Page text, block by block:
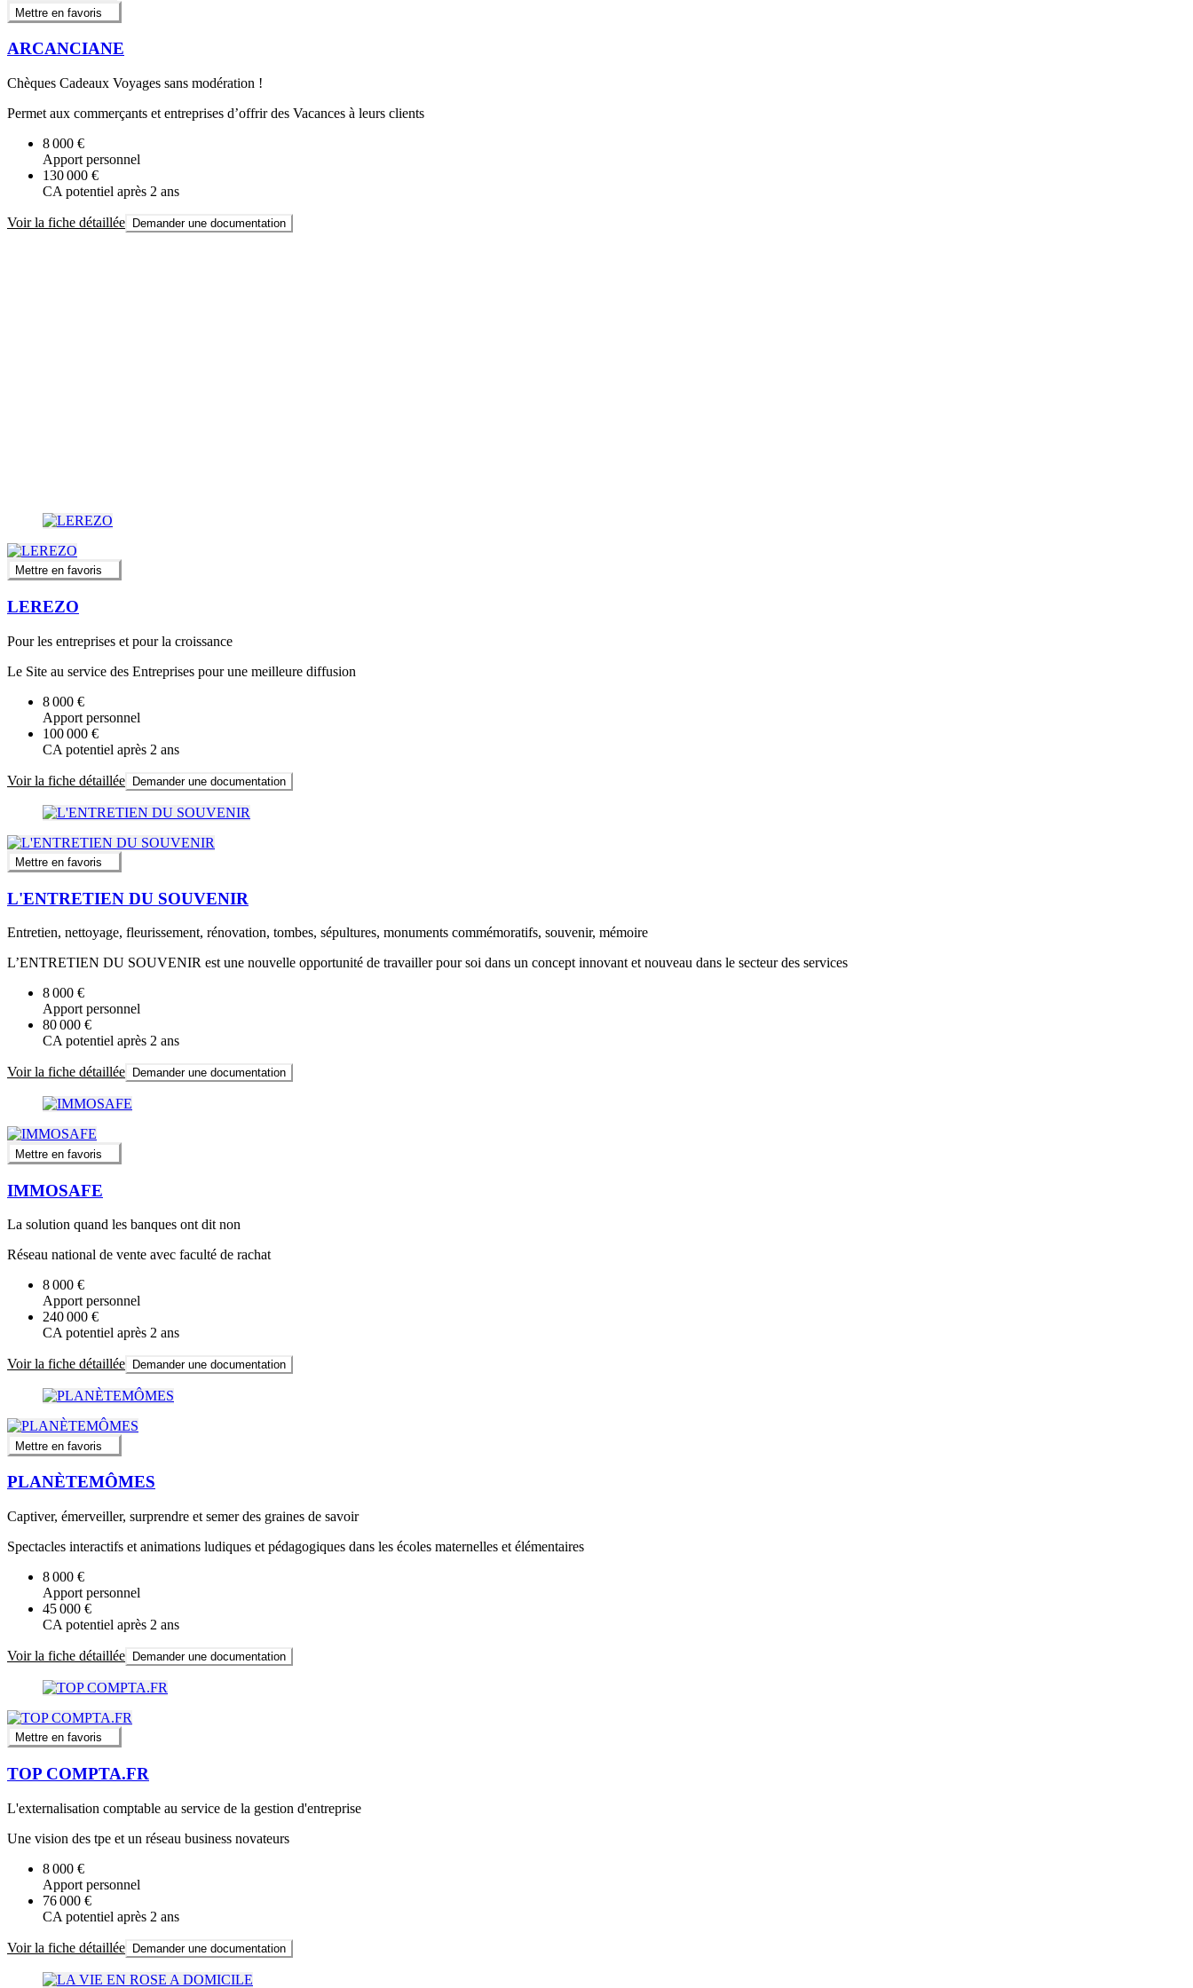
Mettre en favoris
ARCANCIANE
Chèques Cadeaux Voyages sans modération !
Permet aux commerçants et entreprises d’offrir des Vacances à leurs clients
8 000 €
Apport personnel
130 000 €
CA potentiel après 2 ans
Voir la fiche détaillée Demander une documentation
Mettre en favoris
LEREZO
Pour les entreprises et pour la croissance
Le Site au service des Entreprises pour une meilleure diffusion
8 000 €
Apport personnel
100 000 €
CA potentiel après 2 ans
Voir la fiche détaillée Demander une documentation
Mettre en favoris
L'ENTRETIEN DU SOUVENIR
Entretien, nettoyage, fleurissement, rénovation, tombes, sépultures, monuments commémoratifs, souvenir, mémoire
L’ENTRETIEN DU SOUVENIR est une nouvelle opportunité de travailler pour soi dans un concept innovant et nouveau dans le secteur des services
8 000 €
Apport personnel
80 000 €
CA potentiel après 2 ans
Voir la fiche détaillée Demander une documentation
Mettre en favoris
IMMOSAFE
La solution quand les banques ont dit non
Réseau national de vente avec faculté de rachat
8 000 €
Apport personnel
240 000 €
CA potentiel après 2 ans
Voir la fiche détaillée Demander une documentation
Mettre en favoris
PLANÈTEMÔMES
Captiver, émerveiller, surprendre et semer des graines de savoir
Spectacles interactifs et animations ludiques et pédagogiques dans les écoles maternelles et élémentaires
8 000 €
Apport personnel
45 000 €
CA potentiel après 2 ans
Voir la fiche détaillée Demander une documentation
Mettre en favoris
TOP COMPTA.FR
L'externalisation comptable au service de la gestion d'entreprise
Une vision des tpe et un réseau business novateurs
8 000 €
Apport personnel
76 000 €
CA potentiel après 2 ans
Voir la fiche détaillée Demander une documentation